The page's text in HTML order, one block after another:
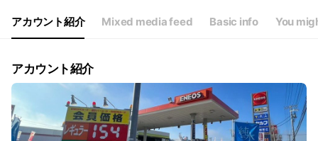
Sat07:00 - 23:00
年中無休
アカウント紹介 Mixed media feed Basic info You
アカウント紹介